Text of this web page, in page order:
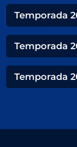
Temporada
Temporada
Temporada